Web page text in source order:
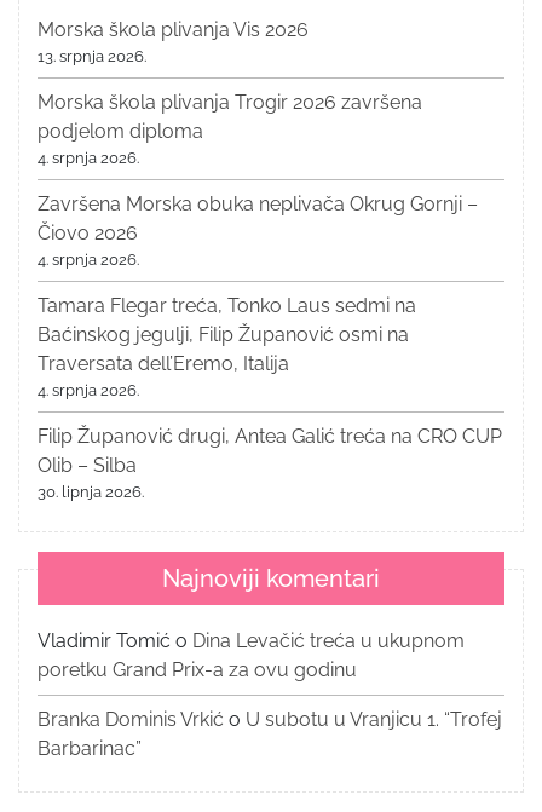
Morska škola plivanja Vis 2026
13. srpnja 2026.
Morska škola plivanja Trogir 2026 završena
podjelom diploma
4. srpnja 2026.
Završena Morska obuka neplivača Okrug Gornji –
Čiovo 2026
4. srpnja 2026.
Tamara Flegar treća, Tonko Laus sedmi na
Baćinskog jegulji, Filip Županović osmi na
Traversata dell’Eremo, Italija
4. srpnja 2026.
Filip Županović drugi, Antea Galić treća na CRO CUP
Olib – Silba
30. lipnja 2026.
Najnoviji komentari
Vladimir Tomić o Dina Levačić treća u ukupnom
poretku Grand Prix-a za ovu godinu
Branka Dominis Vrkić o U subotu u Vranjicu 1. “Trofej
Barbarinac”